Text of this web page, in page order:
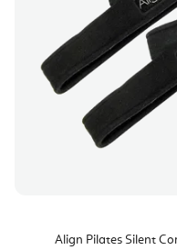
Align Pilates Silent